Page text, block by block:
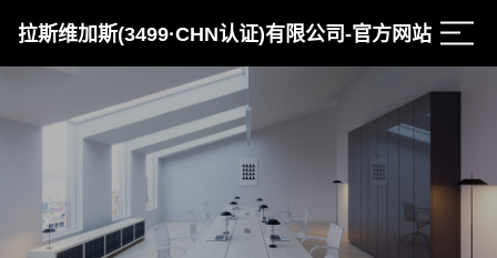
拉斯维加斯(3499·CHN认证)有限公司-官方网站